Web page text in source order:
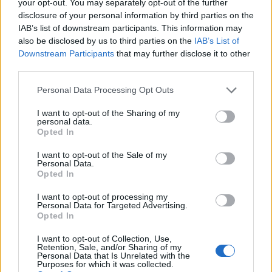
your opt-out. You may separately opt-out of the further
disclosure of your personal information by third parties on the
IAB’s list of downstream participants. This information may
also be disclosed by us to third parties on the IAB’s List of
Downstream Participants that may further disclose it to other
Personal Data Processing Opt Outs
I want to opt-out of the Sharing of my
personal data.
Opted In
I want to opt-out of the Sale of my
Personal Data.
Opted In
I want to opt-out of processing my
Personal Data for Targeted Advertising.
Opted In
I want to opt-out of Collection, Use,
Retention, Sale, and/or Sharing of my
Personal Data that Is Unrelated with the
Purposes for which it was collected.
9 de Abril del 2019
Hola, bienvenido a éste ya tu foro y espero que pronto al
Club
Que disfrutes de esa gran máquina y te de cantidad de alegrías.
Disfruta también de todo lo que tenemos; aquí tienen cabida
tod@s l@s que quieran pertenecer, aprender y compartir
buenas maneras, que siempre se agradecen. Nosotros por
nuestra parte, estaremos encantados de ayudarte en lo que
necesites.